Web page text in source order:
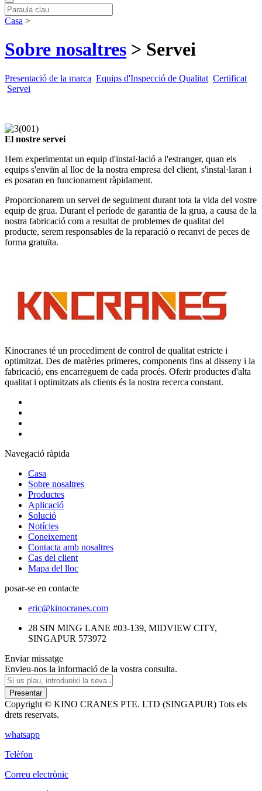
Casa >
Sobre nosaltres > Servei
Presentació de la marca Equips d'Inspecció de Qualitat Certificat
Servei
El nostre servei
Hem experimentat un equip d'instal·lació a l'estranger, quan els
equips s'enviïn al lloc de la nostra empresa del client, s'instal·laran i
es posaran en funcionament ràpidament.
Proporcionarem un servei de seguiment durant tota la vida del vostre
equip de grua. Durant el període de garantia de la grua, a causa de la
nostra fabricació com a resultat de problemes de qualitat del
producte, serem responsables de la reparació o recanvi de peces de
forma gratuïta.
Kinocranes té un procediment de control de qualitat estricte i
optimitzat. Des de matèries primeres, components fins al disseny i la
fabricació, ens encarreguem de cada procés. Oferir productes d'alta
qualitat i optimitzats als clients és la nostra recerca constant.
Navegació ràpida
Casa
Sobre nosaltres
Productes
Aplicació
Solució
Notícies
Coneixement
Contacta amb nosaltres
Cas del client
Mapa del lloc
posar-se en contacte
eric@kinocranes.com
28 SIN MING LANE #03-139, MIDVIEW CITY,
SINGAPUR 573972
Enviar missatge
Envieu-nos la informació de la vostra consulta.
Presentar
Copyright © KINO CRANES PTE. LTD (SINGAPUR) Tots els
drets reservats.
whatsapp
Telèfon
Correu electrònic